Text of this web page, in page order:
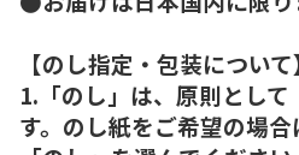
【のし指定・包装について
1.「のし」は、原則として
す。のし紙をご希望の場